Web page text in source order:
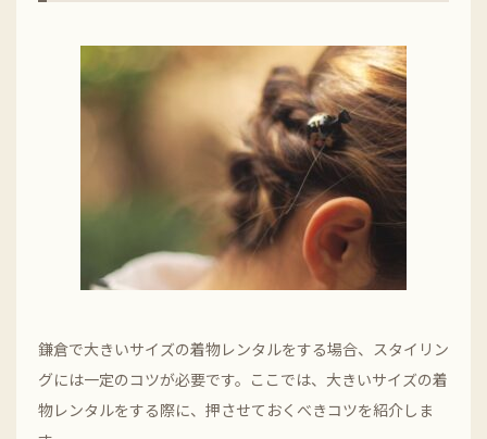
鎌倉で大きいサイズの着物レンタルをする場合、スタイリン
グには一定のコツが必要です。ここでは、大きいサイズの着
物レンタルをする際に、押させておくべきコツを紹介しま